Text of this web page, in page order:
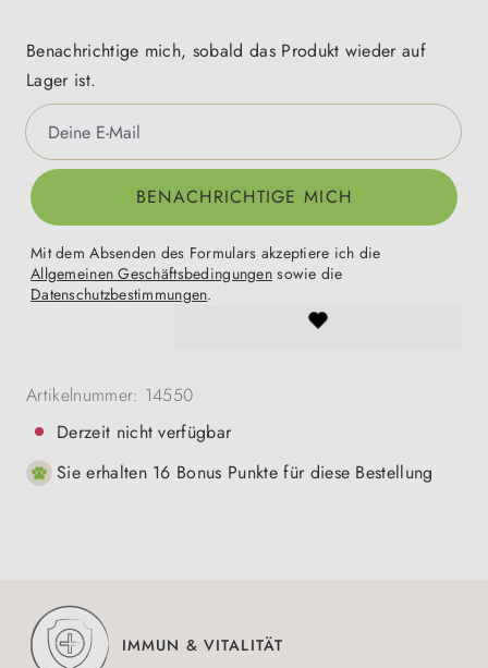
Benachrichtige mich, sobald das Produkt wieder auf
Lager ist.
Deine E-Mail
BENACHRICHTIGE MICH
Mit dem Absenden des Formulars akzeptiere ich die
Allgemeinen Geschäftsbedingungensowie die
Datenschutzbestimmungen.
Artikelnummer: 14550
Derzeit nicht verfügbar
Sie erhalten 16 Bonus Punkte für diese Bestellung
IMMUN & VITALITÄT